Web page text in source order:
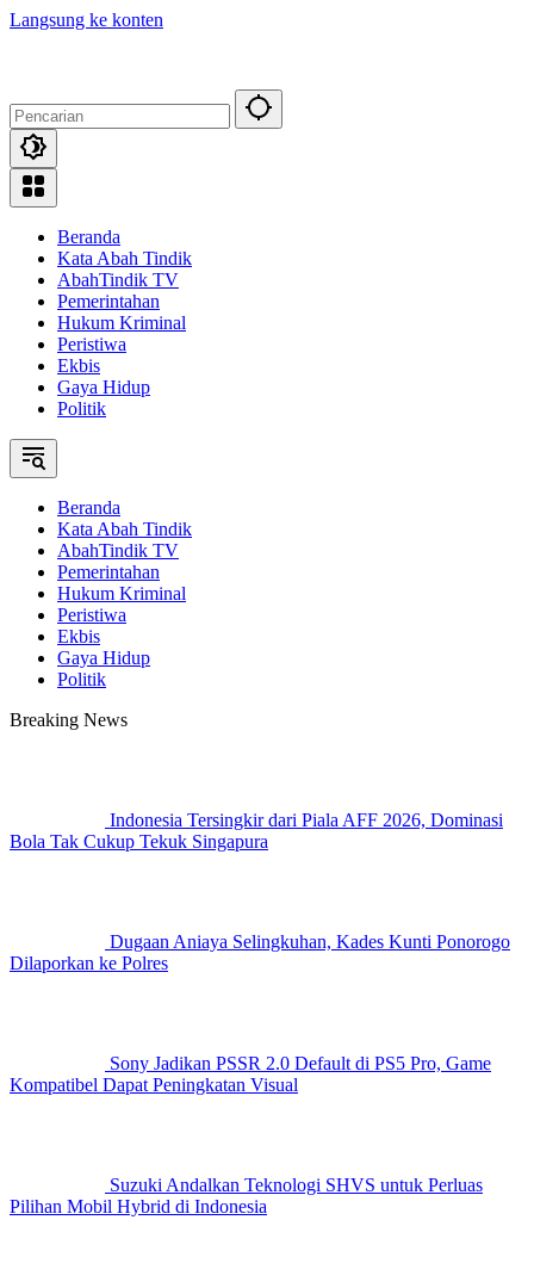
Langsung ke konten
Beranda
Kata Abah Tindik
AbahTindik TV
Pemerintahan
Hukum Kriminal
Peristiwa
Ekbis
Gaya Hidup
Politik
Beranda
Kata Abah Tindik
AbahTindik TV
Pemerintahan
Hukum Kriminal
Peristiwa
Ekbis
Gaya Hidup
Politik
Breaking News
Indonesia Tersingkir dari Piala AFF 2026, Dominasi
Bola Tak Cukup Tekuk Singapura
Dugaan Aniaya Selingkuhan, Kades Kunti Ponorogo
Dilaporkan ke Polres
Sony Jadikan PSSR 2.0 Default di PS5 Pro, Game
Kompatibel Dapat Peningkatan Visual
Suzuki Andalkan Teknologi SHVS untuk Perluas
Pilihan Mobil Hybrid di Indonesia